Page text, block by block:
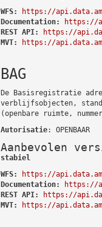
WFS:
https://
Documentation:
https://
REST API:
https://
MVT:
https://
BAG
De Basisregistratie
verblijfsobjecten,
(openbare ruimte,
Autorisatie: OPENBAAR
Aanbevolen
stabiel
WFS:
https://
Documentation:
https://
REST API:
https://
MVT:
https://